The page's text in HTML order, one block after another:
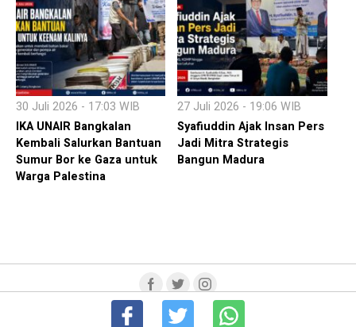
30 Juli 2026 - 17:03 WIB
IKA UNAIR Bangkalan
Kembali Salurkan Bantuan
Sumur Bor ke Gaza untuk
Warga Palestina
27 Juli 2026 - 19:06 WIB
Syafiuddin Ajak Insan Pers
Jadi Mitra Strategis
Bangun Madura
Susunan Redaksi PEDOMAN MEDIA SIBER